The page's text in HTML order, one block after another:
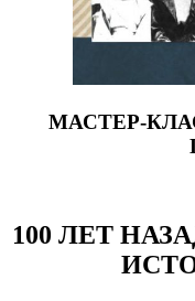
МАСТЕР-
100 ЛЕТ